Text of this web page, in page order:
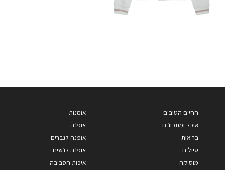
החיים הטובים
אוכל ומתכונים
בריאות
טיולים
מוסיקה
אומנות
אופנה
אופנה לגברים
אופנה לנשים
איכות הסביבה